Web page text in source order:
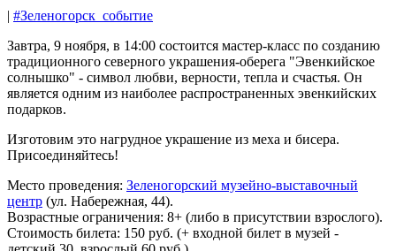
| #Зеленогорск_событие
Завтра, 9 ноября, в 14:00 состоится мастер-класс по созданию
традиционного северного украшения-оберега "Эвенкийское
солнышко" - символ любви, верности, тепла и счастья. Он
является одним из наиболее распространенных эвенкийских
подарков.
Изготовим это нагрудное украшение из меха и бисера.
Присоединяйтесь!
Место проведения: Зеленогорский музейно-выставочный
центр (ул. Набережная, 44).
Возрастные ограничения: 8+ (либо в присутствии взрослого).
Стоимость билета: 150 руб. (+ входной билет в музей -